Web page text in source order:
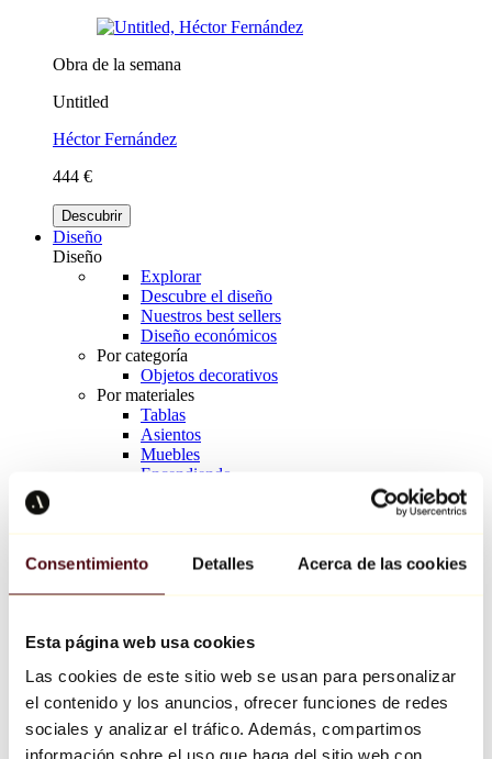
Consentimiento Detalles Acerca de las cookies
Esta página web usa cookies
Las cookies de este sitio web se usan para personalizar
el contenido y los anuncios, ofrecer funciones de redes
sociales y analizar el tráfico. Además, compartimos
información sobre el uso que haga del sitio web con
Obra de la semana
Untitled
Héctor Fernández
444 €
Descubrir
Diseño
Diseño
Explorar
Descubre el diseño
Nuestros best sellers
Diseño económicos
Por categoría
Objetos decorativos
Por materiales
Tablas
Asientos
Muebles
Encendiendo
Richard Orlinski
Keith Haring
Jeff Koons
Jean-Michel Basquiat
Todos los diseñadores
Obra de la semana